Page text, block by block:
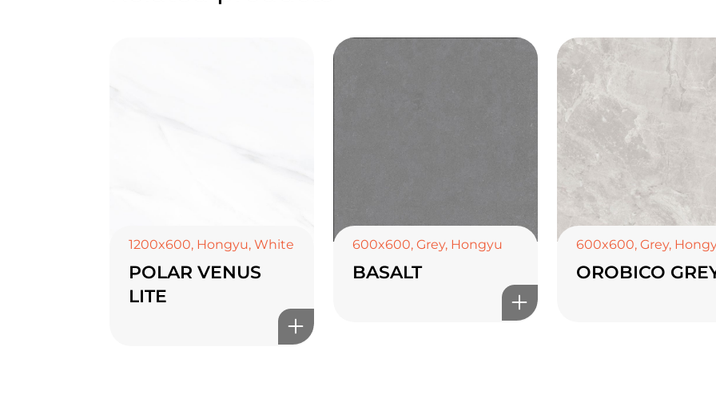
1200x600, Hongyu, White
POLAR VENUS
LITE
600x600, Grey, Hongyu
BASALT
600x600, Grey,
OROBICO